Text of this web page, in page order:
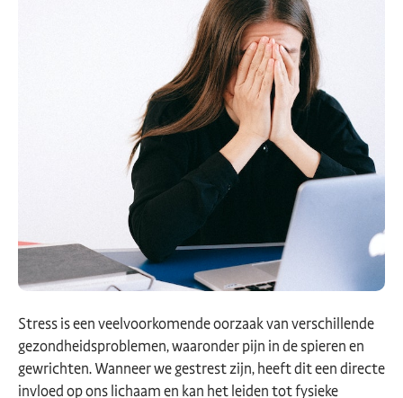
Stress is een veelvoorkomende oorzaak van verschillende
gezondheidsproblemen, waaronder pijn in de spieren en
gewrichten. Wanneer we gestrest zijn, heeft dit een directe
invloed op ons lichaam en kan het leiden tot fysieke